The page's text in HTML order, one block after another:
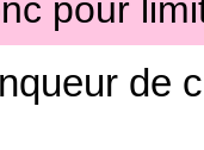
pour
de